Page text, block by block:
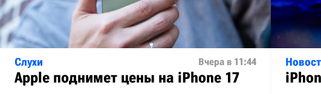
Слухи Вчера в 11:44
Apple поднимет цены на iPhone 17